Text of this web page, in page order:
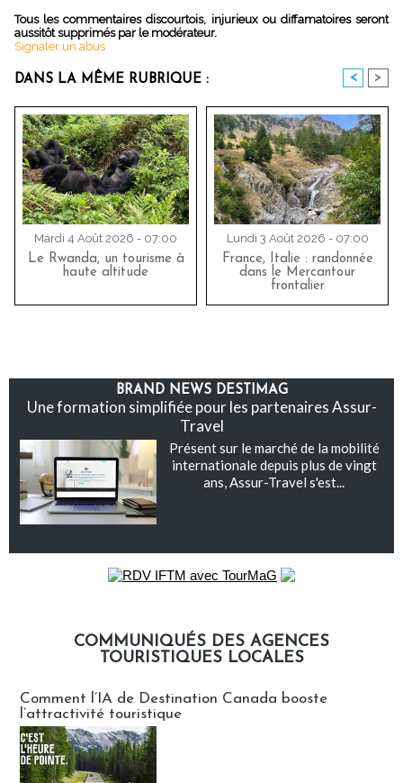
Tous les commentaires discourtois, injurieux ou diffamatoires seront
aussitôt supprimés par le modérateur.
Signaler un abus
DANS LA MÊME RUBRIQUE : < >
Mardi 4 Août 2026 - 07:00
Le Rwanda, un tourisme à
haute altitude
Lundi 3 Août 2026 - 07:00
France, Italie : randonnée
dans le Mercantour
frontalier
BRAND NEWS DESTIMAG
Une formation simplifiée pour les partenaires Assur-
Travel
Présent sur le marché de la mobilité
internationale depuis plus de vingt
ans, Assur-Travel s'est...
COMMUNIQUÉS DES AGENCES
TOURISTIQUES LOCALES
Comment l’IA de Destination Canada booste
l’attractivité touristique